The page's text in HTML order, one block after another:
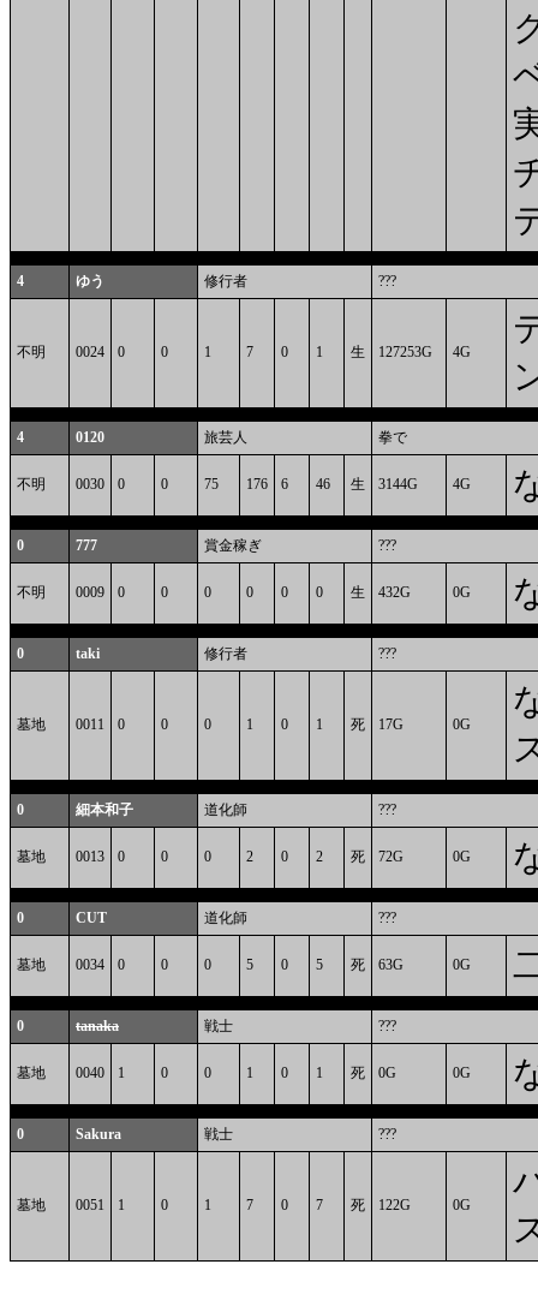
4 ゆう 修行者 ???
不明 0024 0 0 1 7 0 1 生 127253G 4G
4 0120 旅芸人 拳で
不明 0030 0 0 75 176 6 46 生 3144G 4G
0 777 賞金稼ぎ ???
不明 0009 0 0 0 0 0 0 生 432G 0G
0 taki 修行者 ???
墓地 0011 0 0 0 1 0 1 死 17G 0G
0 細本和子 道化師 ???
墓地 0013 0 0 0 2 0 2 死 72G 0G
0 CUT 道化師 ???
墓地 0034 0 0 0 5 0 5 死 63G 0G
0 tanaka 戦士 ???
墓地 0040 1 0 0 1 0 1 死 0G 0G
0 Sakura 戦士 ???
墓地 0051 1 0 1 7 0 7 死 122G 0G